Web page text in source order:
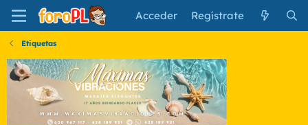
Acceder Regístrate
Etiquetas